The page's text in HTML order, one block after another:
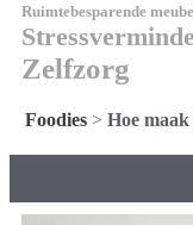
Ruimtebesparende
Zelfzorg
Foodies> Hoe